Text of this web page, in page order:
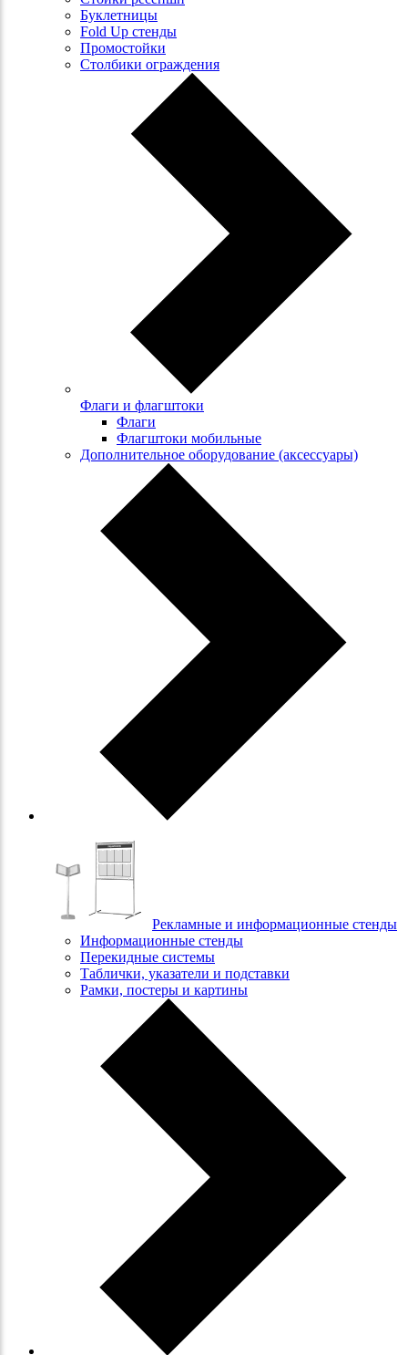
Буклетницы
Fold Up стенды
Промостойки
Столбики ограждения
Флаги и флагштоки
Флаги
Флагштоки мобильные
Дополнительное оборудование (аксессуары)
Рекламные и информационные стенды
Информационные стенды
Перекидные системы
Таблички, указатели и подставки
Рамки, постеры и картины